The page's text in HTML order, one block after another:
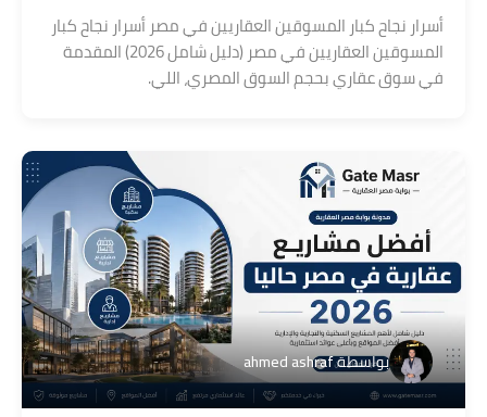
أسرار نجاح كبار المسوقين العقاريين في مصر أسرار نجاح كبار
المسوقين العقاريين في مصر (دليل شامل 2026) المقدمة
في سوق عقاري بحجم السوق المصري، اللي.
بواسطةahmed ashraf